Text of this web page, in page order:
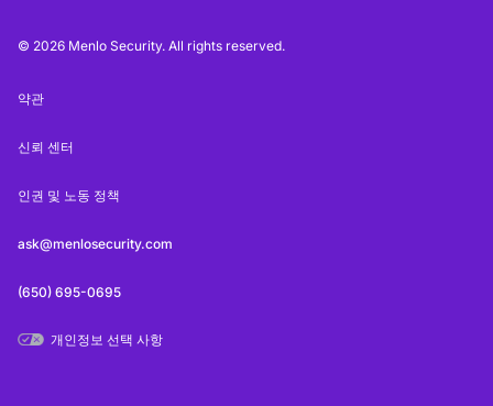
© 2026 Menlo Security. All rights reserved.
약관
신뢰 센터
인권 및 노동 정책
ask@menlosecurity.com
(650) 695-0695
개인정보 선택 사항